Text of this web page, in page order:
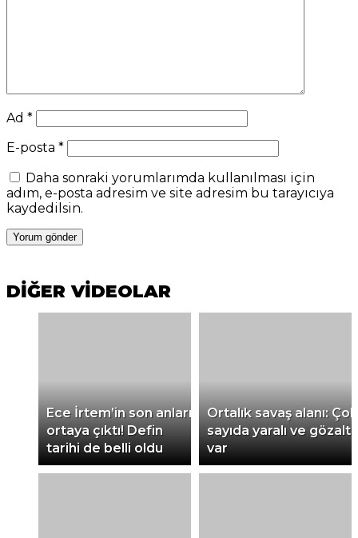
Ad *
E-posta *
Daha sonraki yorumlarımda kullanılması için
adım, e-posta adresim ve site adresim bu tarayıcıya
kaydedilsin.
DİĞER VİDEOLAR
Ece İrtem’in son anları
ortaya çıktı! Defin
tarihi de belli oldu
Ortalık savaş alanı: Çok
sayıda yaralı ve gözaltı
var